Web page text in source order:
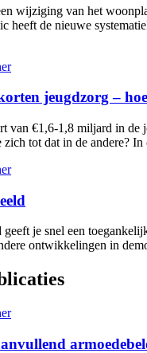
wijziging van het
heeft de nieuwe
jeugdzorg –
van €1,6-1,8 miljard in de
zich tot dat in de andere?
geeft je snel een
ontwikkelingen in